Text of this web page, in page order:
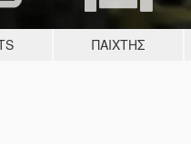
ΠΑΊΧΤΗΣ